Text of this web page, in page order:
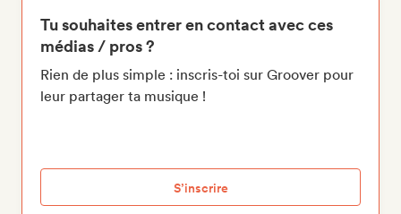
Tu souhaites entrer en contact avec ces
médias / pros ?
Rien de plus simple : inscris-toi sur Groover pour
leur partager ta musique !
S’inscrire